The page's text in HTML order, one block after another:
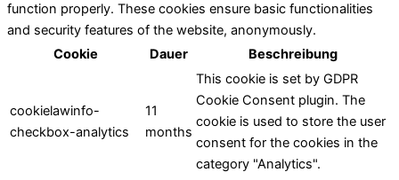
function properly. These cookies ensure basic functionalities
and security features of the website, anonymously.
Cookie
Dauer Beschreibung
cookielawinfo-
checkbox-analytics
11
months
This cookie is set by GDPR
Cookie Consent plugin. The
cookie is used to store the user
consent for the cookies in the
category "Analytics".